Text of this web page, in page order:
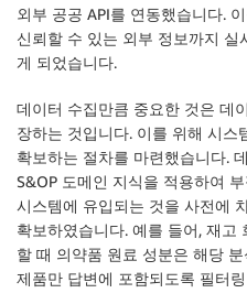
외부 공공 API를 연동했습니다.
신뢰할 수 있는 외부 정보까지 실
게 되었습니다.
데이터 수집만큼 중요한 것은 데
장하는 것입니다. 이를 위해 시스
확보하는 절차를 마련했습니다.
S&OP 도메인 지식을 적용하여
시스템에 유입되는 것을 사전에
확보하였습니다. 예를 들어, 재고
할 때 의약품 원료 성분은 해당
제품만 답변에 포함되도록 필터